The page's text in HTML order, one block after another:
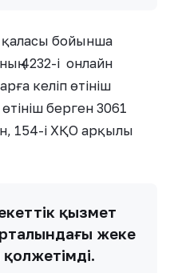
бойынша
4232-і онлайн
келіп өтініш
берген 3061
154-і ХҚО арқылы
қызмет
жеке